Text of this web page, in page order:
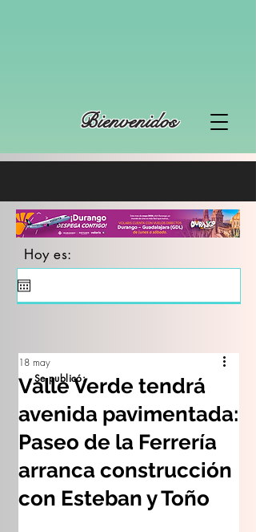
Bienvenidos
Hoy es:
Valle Verde tendrá
avenida pavimentada:
Paseo de la Ferrería
arranca construcción
con Esteban y Toño
18 may
Se publicó: